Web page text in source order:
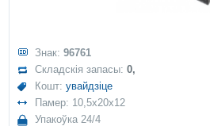
Знак:96761
Складскія запасы:0,
Кошт:увайдзіце
Памер: 10,5x20x12
Упакоўка 24/4